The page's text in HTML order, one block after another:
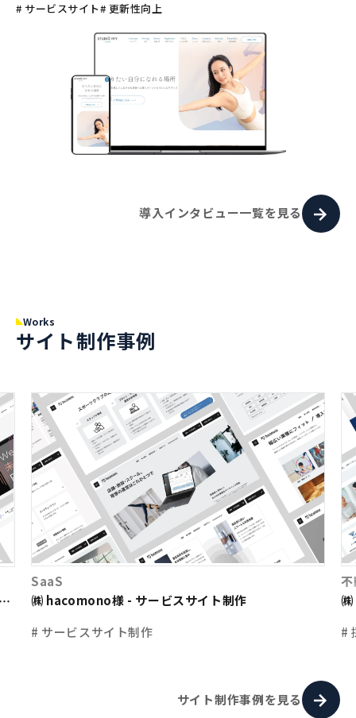
# サービスサイト# 更新性向上
導入インタビュー一覧を見る
Works
サイト制作事例
SaaS
㈱ hacomono様 - サービスサイト制作
# サービスサイト制作
#
サイト制作事例を見る